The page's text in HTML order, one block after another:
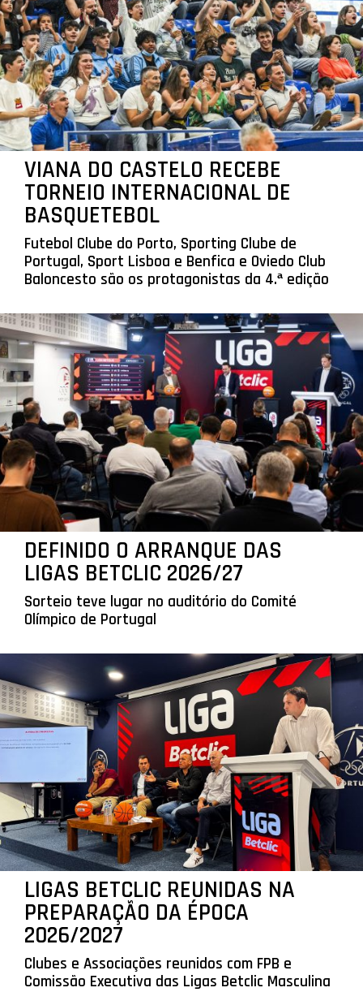
VIANA DO CASTELO RECEBE
TORNEIO INTERNACIONAL DE
BASQUETEBOL
Futebol Clube do Porto, Sporting Clube de
Portugal, Sport Lisboa e Benfica e Oviedo Club
Baloncesto são os protagonistas da 4.ª edição
DEFINIDO O ARRANQUE DAS
LIGAS BETCLIC 2026/27
Sorteio teve lugar no auditório do Comité
Olímpico de Portugal
LIGAS BETCLIC REUNIDAS NA
PREPARAÇÃO DA ÉPOCA
2026/2027
Clubes e Associações reunidos com FPB e
Comissão Executiva das Ligas Betclic Masculina